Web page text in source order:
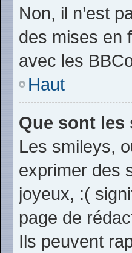
Non, il n’est
des mises en
avec les
Haut
Que sont les
Les smileys,
exprimer des
joyeux, :(
page de
Ils peuvent